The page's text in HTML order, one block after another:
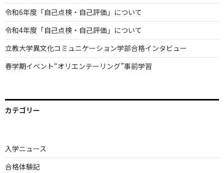
令和6年度「自己点検・自己評価」について
令和4年度「自己点検・自己評価」について
立教大学異文化コミュニケーション学部合格インタビュー
春学期イベント“オリエンテーリング”事前学習
カテゴリー
入学ニュース
合格体験記